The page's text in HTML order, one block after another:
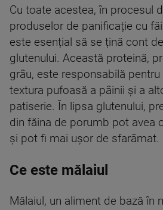
Cu toate acestea, în procesul
produselor de panificație cu
este esențial să se țină cont
glutenului. Această proteină,
grâu, este responsabilă
textura pufoasă a pâinii și a
patiserie. În lipsa glutenului,
din făina de porumb pot avea
și pot fi mai ușor de sfarâmat.
Ce este mălaiul
Mălaiul, un aliment de bază în